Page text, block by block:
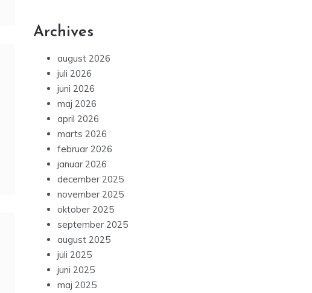
Archives
august 2026
juli 2026
juni 2026
maj 2026
april 2026
marts 2026
februar 2026
januar 2026
december 2025
november 2025
oktober 2025
september 2025
august 2025
juli 2025
juni 2025
maj 2025